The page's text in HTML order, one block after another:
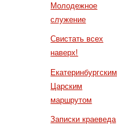
Молодежное
служение
Свистать всех
наверх!
Екатеринбургским
Царским
маршрутом
Записки краеведа